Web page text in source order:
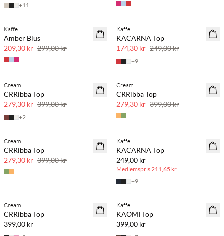
+11
SAVE20
Kaffe
Amber Blus
209,30 kr 299,00 kr
SAVE20
Kaffe
KACARNA Top
174,30 kr 249,00 kr
+9
SAVE20
Cream
CRRibba Top
279,30 kr 399,00 kr
+2
SAVE20
Cream
CRRibba Top
279,30 kr 399,00 kr
SAVE20
Cream
CRRibba Top
279,30 kr 399,00 kr
Kaffe
KACARNA Top
249,00 kr
Medlemspris211,65 kr
+9
Cream
CRRibba Top
399,00 kr
NYHET
Kaffe
KAOMI Top
399,00 kr